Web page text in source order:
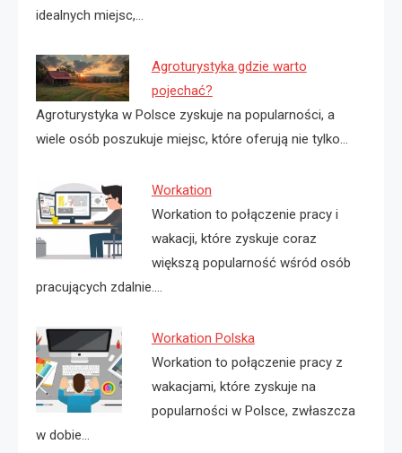
idealnych miejsc,…
Agroturystyka gdzie warto
pojechać?
Agroturystyka w Polsce zyskuje na popularności, a
wiele osób poszukuje miejsc, które oferują nie tylko…
Workation
Workation to połączenie pracy i
wakacji, które zyskuje coraz
większą popularność wśród osób
pracujących zdalnie.…
Workation Polska
Workation to połączenie pracy z
wakacjami, które zyskuje na
popularności w Polsce, zwłaszcza
w dobie…